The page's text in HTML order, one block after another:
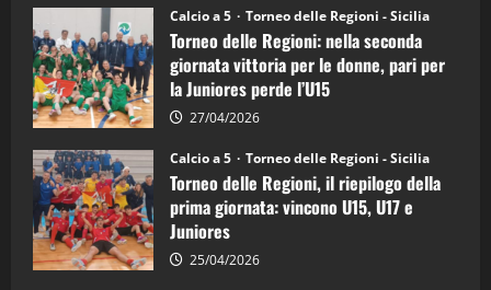
Torneo
delle
Regioni
di
calcio
a
5:
la
Juniores
è
vicecampione
d’Italia
Calcio a 5 Torneo delle Regioni - Sicilia
Torneo delle Regioni: nella seconda
giornata vittoria per le donne, pari per
la Juniores perde l’U15
27/04/2026
Calcio a 5 Torneo delle Regioni - Sicilia
Torneo delle Regioni, il riepilogo della
prima giornata: vincono U15, U17 e
Juniores
25/04/2026